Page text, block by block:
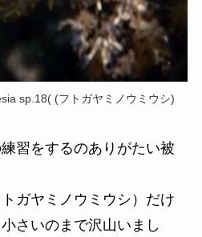
sp.18( (フトガヤミノウミウシ)
習をするのありがたい被
ガヤミノウミウシ）だけ
さいのまで沢山いまし